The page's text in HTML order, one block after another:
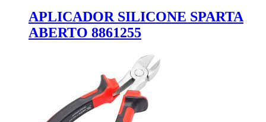
APLICADOR SILICONE SPARTA
ABERTO 8861255